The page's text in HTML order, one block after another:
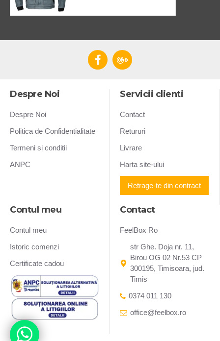
Despre Noi
Despre Noi
Politica de Confidentialitate
Termeni si conditii
ANPC
Servicii clienti
Contact
Retururi
Livrare
Harta site-ului
Retrage-te din contract
Contul meu
Contul meu
Istoric comenzi
Certificate cadou
Contact
FeelBox Ro
str Ghe. Doja nr. 11,
Birou OG 02 Nr.53 CP
300195, Timisoara, jud.
Timis
0374 011 130
office@feelbox.ro